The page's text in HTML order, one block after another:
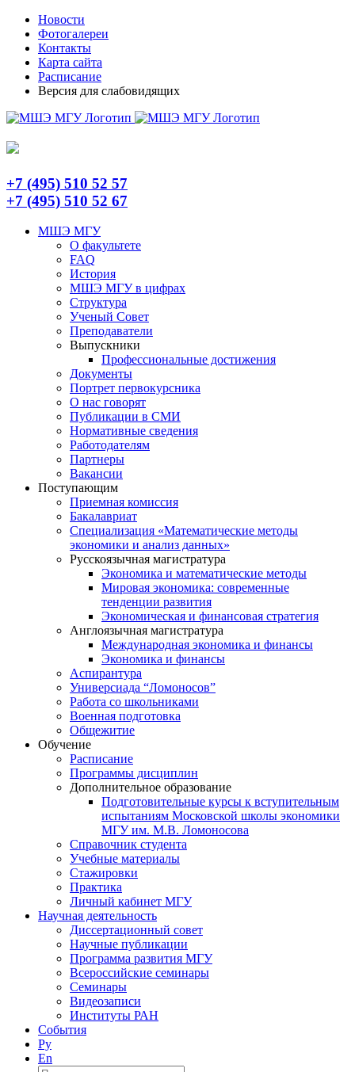
Skip
content
TelegramНовости
Фотогалереи
Контакты
Карта сайта
Расписание
Версия для слабовидящих
+7 (495) 510 52 57
+7 (495) 510 52 67
МШЭ МГУ
О факультете
FAQ
История
МШЭ МГУ в цифрах
Структура
Ученый Совет
Преподаватели
Выпускники
Профессиональные достижения
Документы
Портрет первокурсника
О нас говорят
Публикации в СМИ
Нормативные сведения
Работодателям
Партнеры
Вакансии
Поступающим
Приемная комиссия
Бакалавриат
Специализация «Математические методы
экономики и анализ данных»
Русскоязычная магистратура
Экономика и математические методы
Мировая экономика: современные
тенденции развития
Экономическая и финансовая стратегия
Англоязычная магистратура
Международная экономика и финансы
Экономика и финансы
Аспирантура
Универсиада “Ломоносов”
Работа со школьниками
Военная подготовка
Общежитие
Обучение
Расписание
Программы дисциплин
Дополнительное образование
Подготовительные курсы к вступительным
испытаниям Московской школы экономики
МГУ им. М.В. Ломоносова
Справочник студента
Учебные материалы
Стажировки
Практика
Личный кабинет МГУ
Научная деятельность
Диссертационный совет
Научные публикации
Программа развития МГУ
Всероссийские семинары
Семинары
Видеозаписи
Институты РАН
События
Ру
En